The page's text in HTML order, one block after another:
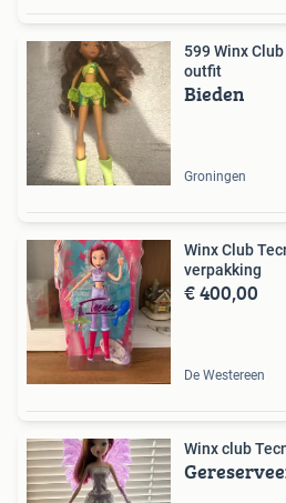
599 Winx
outfit
Bieden
Groningen
Winx Club
verpakking
€ 400,00
De Westereen
Winx club